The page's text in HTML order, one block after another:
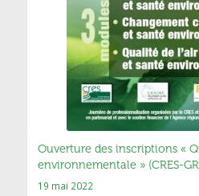
Ouverture des inscriptions «
environnementale » (CRES-
19 mai 2022